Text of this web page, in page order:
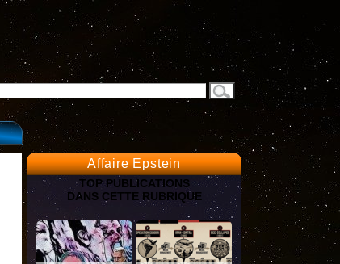
Affaire Epstein
TOP PUBLICATIONS
DANS CETTE RUBRIQUE